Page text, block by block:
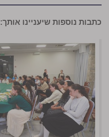
כתבות נוספות שיעניינו אותך: